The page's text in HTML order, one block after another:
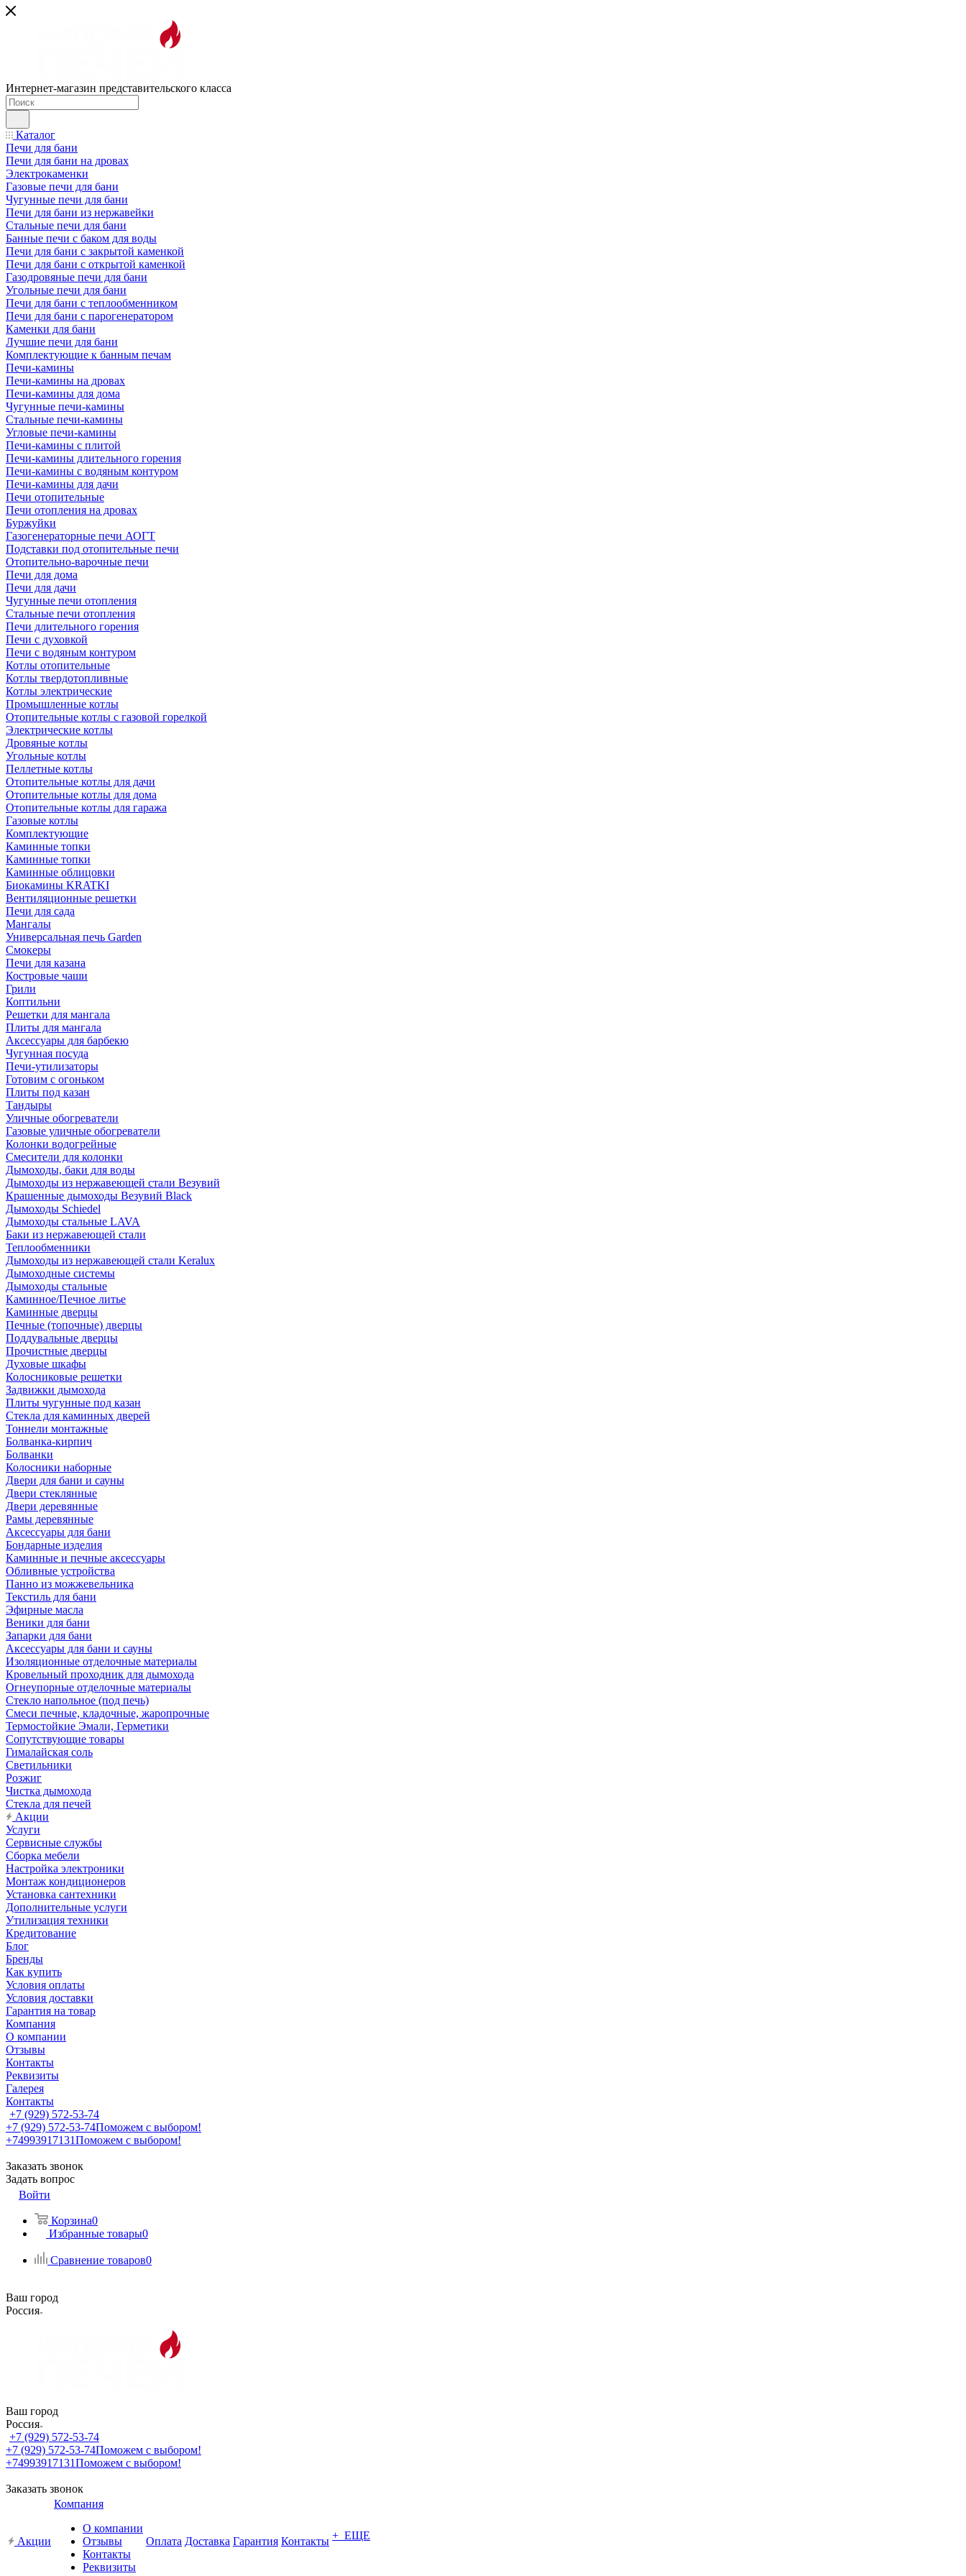
Интернет-магазин представительского класса
Каталог
Печи для бани
Печи для бани на дровах
Электрокаменки
Газовые печи для бани
Чугунные печи для бани
Печи для бани из нержавейки
Стальные печи для бани
Банные печи с баком для воды
Печи для бани с закрытой каменкой
Печи для бани с открытой каменкой
Газодровяные печи для бани
Угольные печи для бани
Печи для бани с теплообменником
Печи для бани с парогенератором
Каменки для бани
Лучшие печи для бани
Комплектующие к банным печам
Печи-камины
Печи-камины на дровах
Печи-камины для дома
Чугунные печи-камины
Стальные печи-камины
Угловые печи-камины
Печи-камины с плитой
Печи-камины длительного горения
Печи-камины с водяным контуром
Печи-камины для дачи
Печи отопительные
Печи отопления на дровах
Буржуйки
Газогенераторные печи АОГТ
Подставки под отопительные печи
Отопительно-варочные печи
Печи для дома
Печи для дачи
Чугунные печи отопления
Стальные печи отопления
Печи длительного горения
Печи с духовкой
Печи с водяным контуром
Котлы отопительные
Котлы твердотопливные
Котлы электрические
Промышленные котлы
Отопительные котлы с газовой горелкой
Электрические котлы
Дровяные котлы
Угольные котлы
Пеллетные котлы
Отопительные котлы для дачи
Отопительные котлы для дома
Отопительные котлы для гаража
Газовые котлы
Комплектующие
Каминные топки
Каминные топки
Каминные облицовки
Биокамины KRATKI
Вентиляционные решетки
Печи для сада
Мангалы
Универсальная печь Garden
Смокеры
Печи для казана
Костровые чаши
Грили
Коптильни
Решетки для мангала
Плиты для мангала
Аксессуары для барбекю
Чугунная посуда
Печи-утилизаторы
Готовим с огоньком
Плиты под казан
Тандыры
Уличные обогреватели
Газовые уличные обогреватели
Колонки водогрейные
Смесители для колонки
Дымоходы, баки для воды
Дымоходы из нержавеющей стали Везувий
Крашенные дымоходы Везувий Black
Дымоходы Schiedel
Дымоходы стальные LAVA
Баки из нержавеющей стали
Теплообменники
Дымоходы из нержавеющей стали Keralux
Дымоходные системы
Дымоходы стальные
Каминное/Печное литье
Каминные дверцы
Печные (топочные) дверцы
Поддувальные дверцы
Прочистные дверцы
Духовые шкафы
Колосниковые решетки
Задвижки дымохода
Плиты чугунные под казан
Стекла для каминных дверей
Тоннели монтажные
Болванка-кирпич
Болванки
Колосники наборные
Двери для бани и сауны
Двери стеклянные
Двери деревянные
Рамы деревянные
Аксессуары для бани
Бондарные изделия
Каминные и печные аксессуары
Обливные устройства
Панно из можжевельника
Текстиль для бани
Эфирные масла
Веники для бани
Запарки для бани
Аксессуары для бани и сауны
Изоляционные отделочные материалы
Кровельный проходник для дымохода
Огнеупорные отделочные материалы
Стекло напольное (под печь)
Смеси печные, кладочные, жаропрочные
Термостойкие Эмали, Герметики
Сопутствующие товары
Гималайская соль
Светильники
Розжиг
Чистка дымохода
Стекла для печей
Акции
Услуги
Сервисные службы
Сборка мебели
Настройка электроники
Монтаж кондиционеров
Установка сантехники
Дополнительные услуги
Утилизация техники
Кредитование
Блог
Бренды
Как купить
Условия оплаты
Условия доставки
Гарантия на товар
Компания
О компании
Отзывы
Контакты
Реквизиты
Галерея
Контакты
+7 (929) 572-53-74
+7 (929) 572-53-74Поможем с выбором!
+74993917131Поможем с выбором!
Заказать звонок
Задать вопрос
Войти
Корзина0
Избранные товары0
Сравнение товаров0
Ваш город
Россия
Ваш город
Россия
+7 (929) 572-53-74
+7 (929) 572-53-74Поможем с выбором!
+74993917131Поможем с выбором!
Заказать звонок
Акции
Компания
О компании
Отзывы
Контакты
Реквизиты
Оплата Доставка Гарантия Контакты + ЕЩЕ